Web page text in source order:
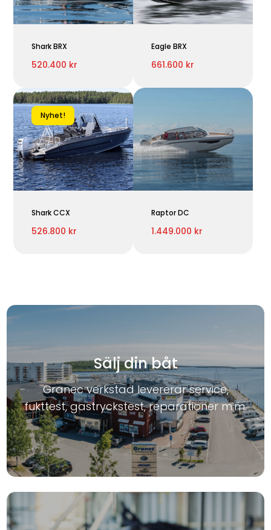
Shark BRX
520.400 kr
Eagle BRX
661.600 kr
Nyhet!
Shark CCX
526.800 kr
Raptor DC
1.449.000 kr
Sälj din båt
Granec verkstad levererar service,
fukttest, gastryckstest, reparationer m.m.